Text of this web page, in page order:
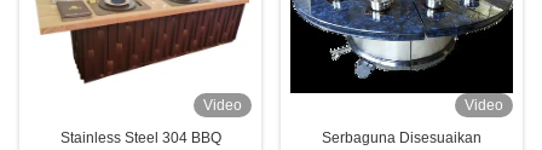
Video
Stainless Steel 304 BBQ
Video
Serbaguna Disesuaikan